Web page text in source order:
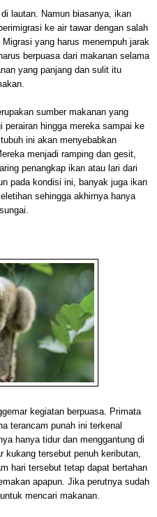
lautan. Namun biasanya, ikan
ke air tawar dengan salah
yang harus menempuh jarak
berpuasa dari makanan selama
yang panjang dan sulit itu
sumber makanan yang
perairan hingga mereka sampai ke
ini akan menyebabkan
menjadi ramping dan gesit,
penangkap ikan atau lari dari
pada kondisi ini, banyak juga ikan
sehingga akhirnya hanya
kegiatan berpuasa. Primata
terancam punah ini terkenal
hanya tidur dan menggantung di
tersebut penuh keributan,
hari tersebut tetap dapat bertahan
apapun. Jika perutnya sudah
mencari makanan.